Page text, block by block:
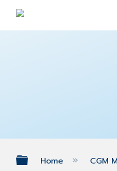
Expand/
Home CGM